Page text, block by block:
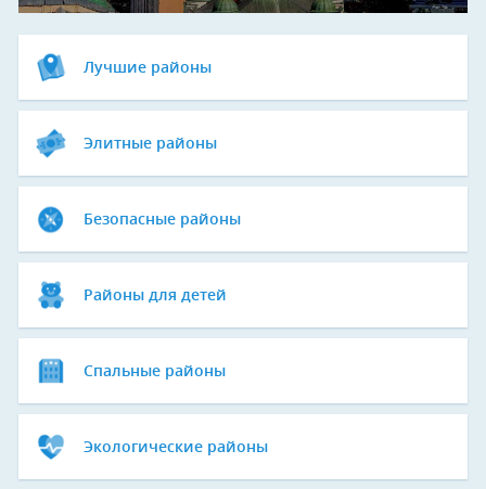
Лучшие районы
Элитные районы
Безопасные районы
Районы для детей
Спальные районы
Экологические районы